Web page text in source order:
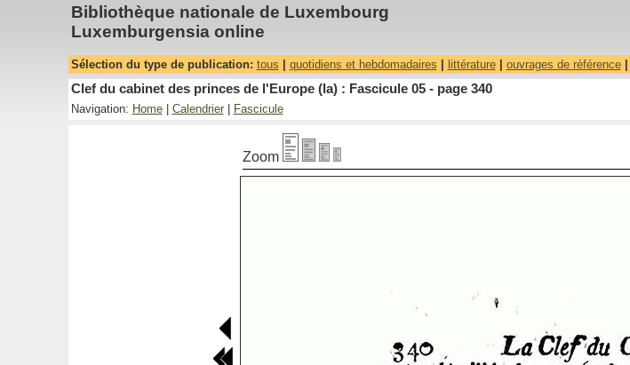
Bibliothèque nationale de Luxembourg
Luxemburgensia online
Sélection du type de publication: tous quotidiens et hebdomadaires littérature| ouvrages de référence|
Clef du cabinet des princes de l'Europe (la) : Fascicule 05 - page 340
Navigation: Home| Calendrier| Fascicule
Zoom